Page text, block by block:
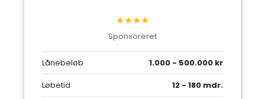
★★★★
Sponsoreret
Lånebeløb
1.000 - 500.000 kr
Løbetid
12 - 180 mdr.